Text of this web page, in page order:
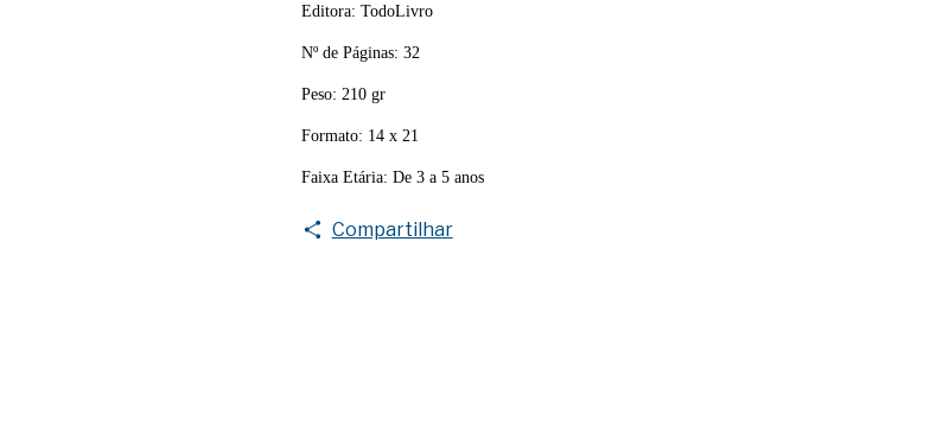
Editora: TodoLivro
Nº de Páginas: 32
Peso: 210 gr
Formato: 14 x 21
Faixa Etária: De 3 a 5 anos
Compartilhar